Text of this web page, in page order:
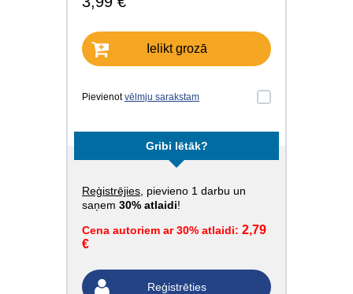
Ielikt grozā
Pievienotvēlmju sarakstam
Gribi lētāk?
Reģistrējies , pievieno 1 darbu un
saņem 30% atlaidi!
Cena autoriem ar 30% atlaidi: 2,79
€
Reģistrēties